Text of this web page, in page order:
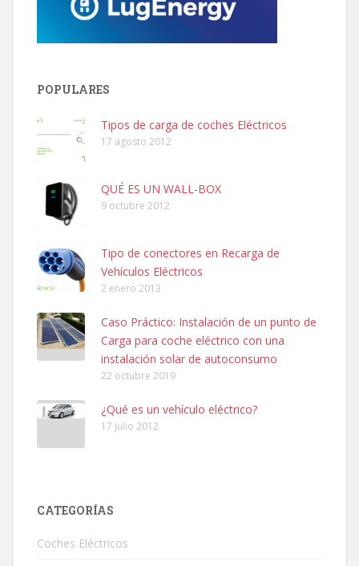
POPULARES
Tipos de carga de coches Eléctricos
17 agosto 2012
QUÉ ES UN WALL-BOX
9 octubre 2012
Tipo de conectores en Recarga de
Vehículos Eléctricos
2 enero 2013
Caso Práctico: Instalación de un punto de
Carga para coche eléctrico con una
instalación solar de autoconsumo
22 octubre 2019
¿Qué es un vehículo eléctrico?
17 julio 2012
CATEGORÍAS
Coches Eléctricos